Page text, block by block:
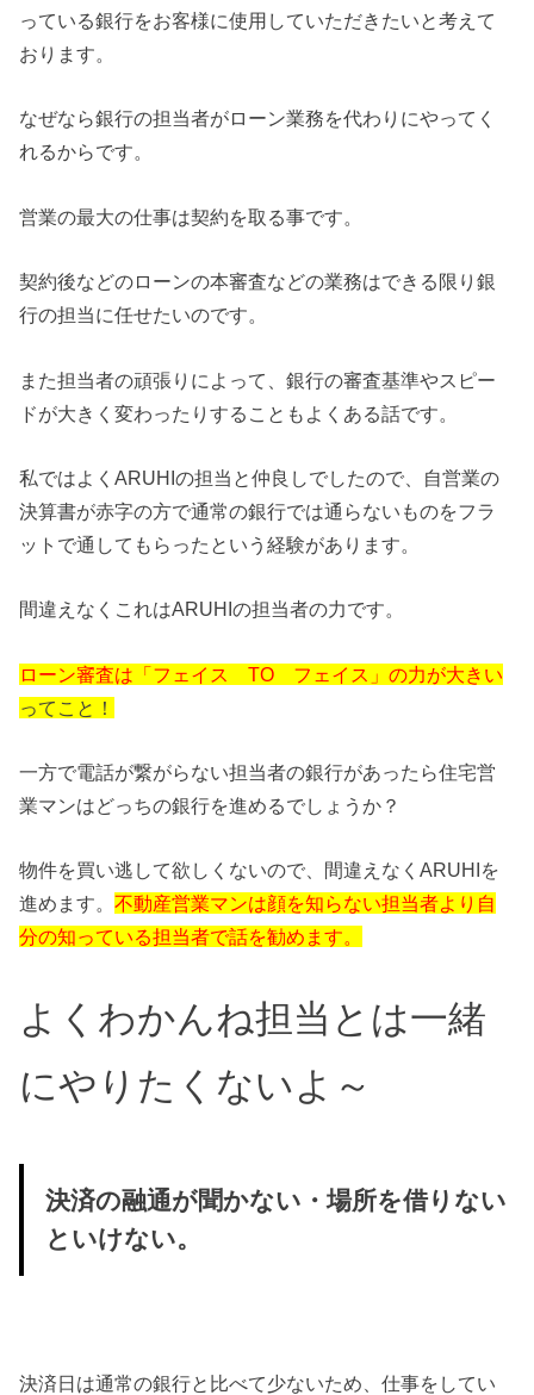
っている銀行をお客様に使用していただきたいと考えて
おります。
なぜなら銀行の担当者がローン業務を代わりにやってく
れるからです。
営業の最大の仕事は契約を取る事です。
契約後などのローンの本審査などの業務はできる限り銀
行の担当に任せたいのです。
また担当者の頑張りによって、銀行の審査基準やスピー
ドが大きく変わったりすることもよくある話です。
私ではよくARUHIの担当と仲良しでしたので、自営業の
決算書が赤字の方で通常の銀行では通らないものをフラ
ットで通してもらったという経験があります。
間違えなくこれはARUHIの担当者の力です。
ローン審査は「フェイス TO フェイス」の力が大きい
ってこと！
一方で電話が繋がらない担当者の銀行があったら住宅営
業マンはどっちの銀行を進めるでしょうか？
物件を買い逃して欲しくないので、 間違えなくARUHIを
進めます。不動産営業マンは顔を知らない担当者より自
分の知っている担当者で話を勧めます。
よくわかんね担当とは一緒
にやりたくないよ～
決済の融通が聞かない・場所を借りない
といけない。
決済日は通常の銀行と比べて少ないため、仕事をしてい